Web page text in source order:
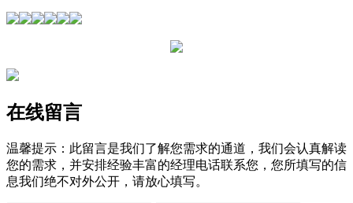
在线留言
温馨提示：此留言是我们了解您需求的通道，我们会认真解读
您的需求，并安排经验丰富的经理电话联系您，您所填写的信
息我们绝不对外公开，请放心填写。